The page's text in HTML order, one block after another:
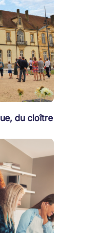
du cloître